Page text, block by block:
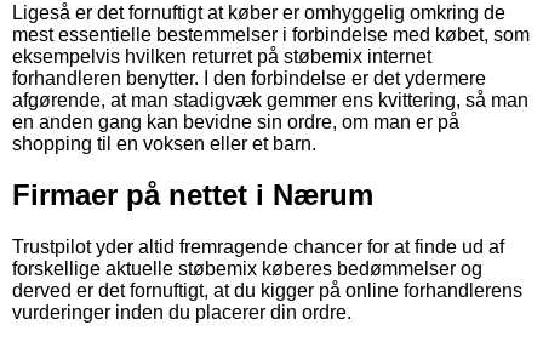
Ligeså er det fornuftigt at køber er omhyggelig omkring de
mest essentielle bestemmelser i forbindelse med købet, som
eksempelvis hvilken returret på støbemix internet
forhandleren benytter. I den forbindelse er det ydermere
afgørende, at man stadigvæk gemmer ens kvittering, så man
en anden gang kan bevidne sin ordre, om man er på
shopping til en voksen eller et barn.
Firmaer på nettet i Nærum
Trustpilot yder altid fremragende chancer for at finde ud af
forskellige aktuelle støbemix køberes bedømmelser og
derved er det fornuftigt, at du kigger på online forhandlerens
vurderinger inden du placerer din ordre.